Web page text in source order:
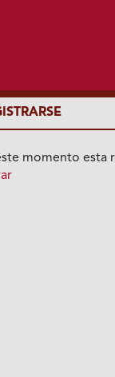
momento esta